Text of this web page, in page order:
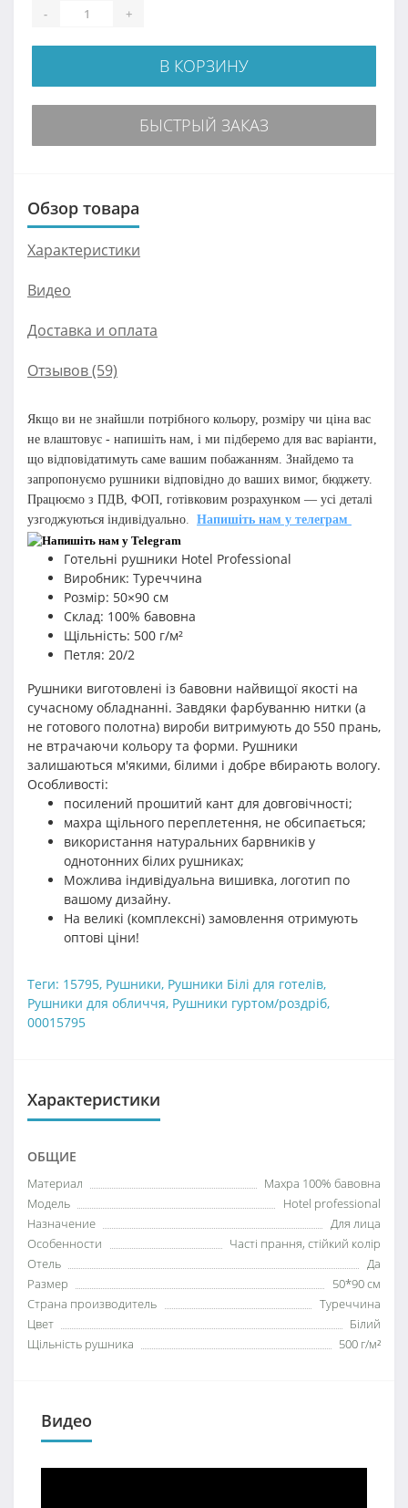
- +
В КОРЗИНУ
БЫСТРЫЙ ЗАКАЗ
Обзор товара
Характеристики
Видео
Доставка и оплата
Отзывов (59)
Якщо ви не знайшли потрібного кольору, розміру чи ціна вас
не влаштовує - напишіть нам, і ми підберемо для вас варіанти,
що відповідатимуть саме вашим побажанням. Знайдемо та
запропонуємо рушники відповідно до ваших вимог, бюджету.
Працюємо з ПДВ, ФОП, готівковим розрахунком — усі деталі
узгоджуються індивідуально. Напишіть нам у телеграм
Готельні рушники Hotel Professional
Виробник: Туреччина
Розмір: 50×90 см
Склад: 100% бавовна
Щільність: 500 г/м²
Петля: 20/2
Рушники виготовлені із бавовни найвищої якості на
сучасному обладнанні. Завдяки фарбуванню нитки (а
не готового полотна) вироби витримують до 550 прань,
не втрачаючи кольору та форми. Рушники
залишаються м'якими, білими і добре вбирають вологу.
Особливості:
посилений прошитий кант для довговічності;
махра щільного переплетення, не обсипається;
використання натуральних барвників у
однотонних білих рушниках;
Можлива індивідуальна вишивка, логотип по
вашому дизайну.
На великі (комплексні) замовлення отримують
оптові ціни!
Теги: 15795, Рушники, Рушники Білі для готелів,
Рушники для обличчя, Рушники гуртом/роздріб,
00015795
Характеристики
ОБЩИЕ
Материал
Махра 100% бавовна
Модель
Hotel professional
Назначение
Для лица
Особенности
Часті прання, стійкий колір
Отель
Да
Размер
50*90 см
Страна производитель
Туреччина
Цвет
Білий
Щільність рушника
500 г/м²
Видео